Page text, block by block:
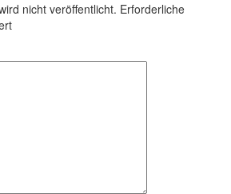
nicht veröffentlicht. Erforderliche